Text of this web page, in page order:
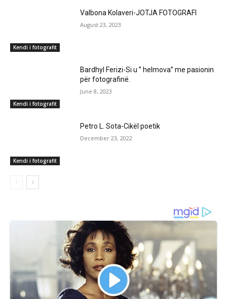
Kendi i fotografit
Valbona Kolaveri-JOTJA FOTOGRAFI
August 23, 2023
Kendi i fotografit
Bardhyl Ferizi-Si u ” helmova” me pasionin
për fotografinë.
June 8, 2023
Kendi i fotografit
Petro L. Sota-Cikël poetik
December 23, 2022